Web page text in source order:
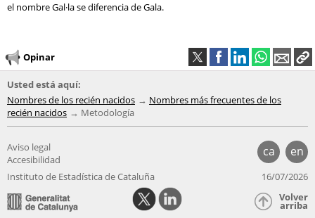
el nombre Gal·la se diferencia de Gala.
Opinar
Usted está aquí:
Nombres de los recién nacidos
Nombres más frecuentes de los
recién nacidos
Metodología
ca en
Aviso legal
Accesibilidad
Instituto de Estadística de Cataluña
16/07/2026
Volver
arriba